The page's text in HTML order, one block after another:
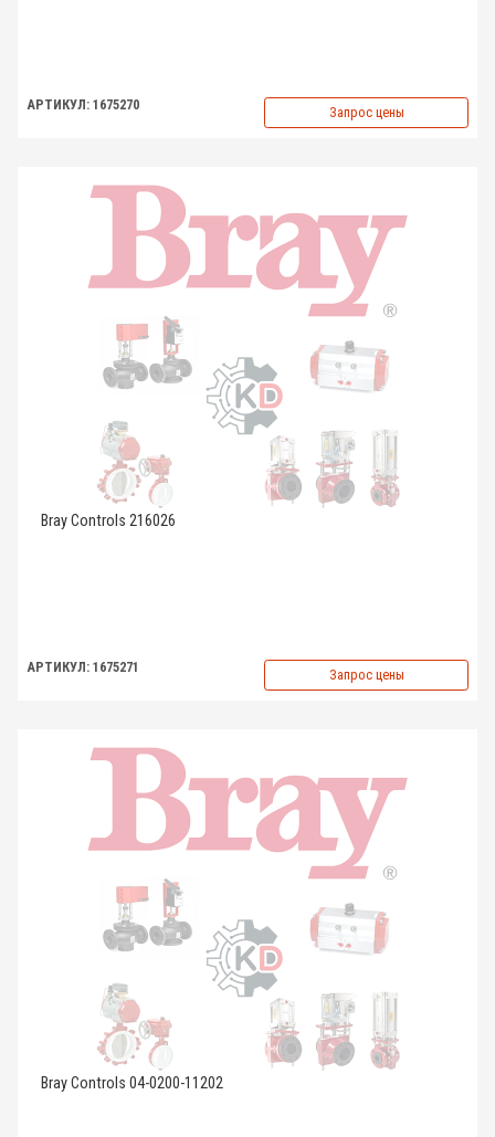
АРТИКУЛ: 1675270 Запрос цены
Bray Controls 216026
АРТИКУЛ: 1675271 Запрос цены
Bray Controls 04-0200-11202